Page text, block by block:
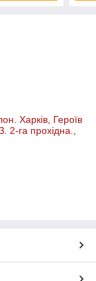
Харків, Героїв
2-га прохідна.,